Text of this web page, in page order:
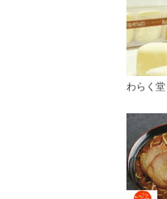
わらく堂